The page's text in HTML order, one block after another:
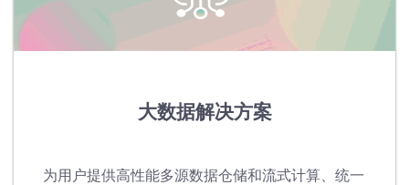
大数据解决方案
为用户提供高性能多源数据仓储和流式计算、统一